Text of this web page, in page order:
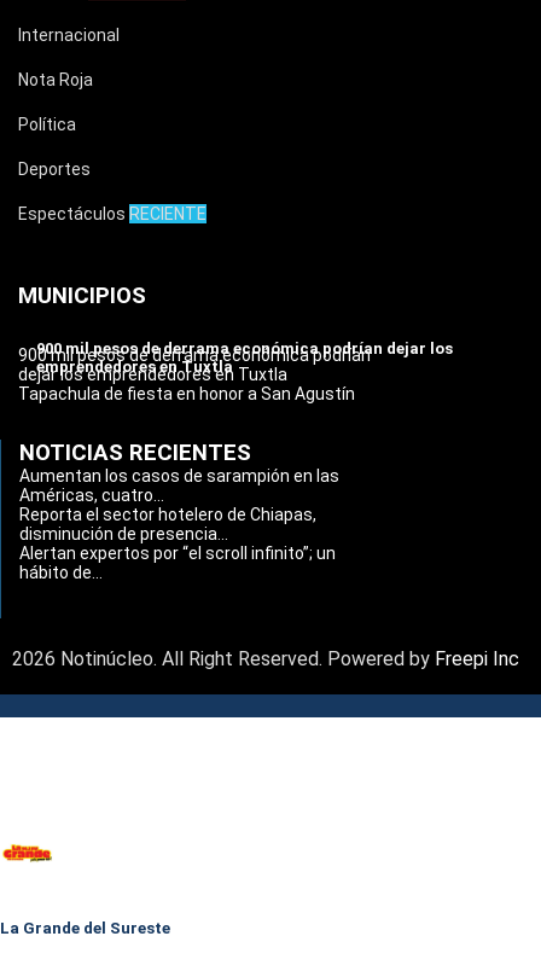
Internacional
Nota Roja
Política
Deportes
Espectáculos RECIENTE
MUNICIPIOS
900 mil pesos de derrama económica podrían dejar los
emprendedores en Tuxtla
900 mil pesos de derrama económica podrían
dejar los emprendedores en Tuxtla
Tapachula de fiesta en honor a San Agustín
NOTICIAS RECIENTES
Aumentan los casos de sarampión en las
Américas, cuatro...
Reporta el sector hotelero de Chiapas,
disminución de presencia...
Alertan expertos por “el scroll infinito”; un
hábito de...
2026 Notinúcleo. All Right Reserved. Powered by Freepi Inc
La Grande del Sureste